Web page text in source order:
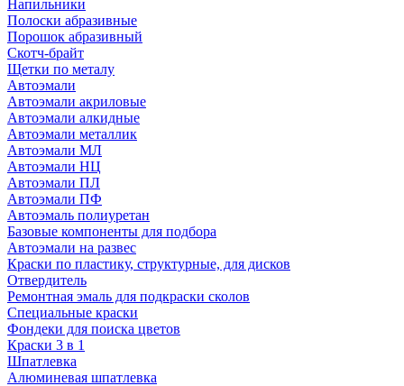
Напильники
Полоски абразивные
Порошок абразивный
Скотч-брайт
Щетки по металу
Автоэмали
Автоэмали акриловые
Автоэмали алкидные
Автоэмали металлик
Автоэмали МЛ
Автоэмали НЦ
Автоэмали ПЛ
Автоэмали ПФ
Автоэмаль полиуретан
Базовые компоненты для подбора
Автоэмали на развес
Краски по пластику, структурные, для дисков
Отвердитель
Ремонтная эмаль для подкраски сколов
Специальные краски
Фондеки для поиска цветов
Краски 3 в 1
Шпатлевка
Алюминевая шпатлевка